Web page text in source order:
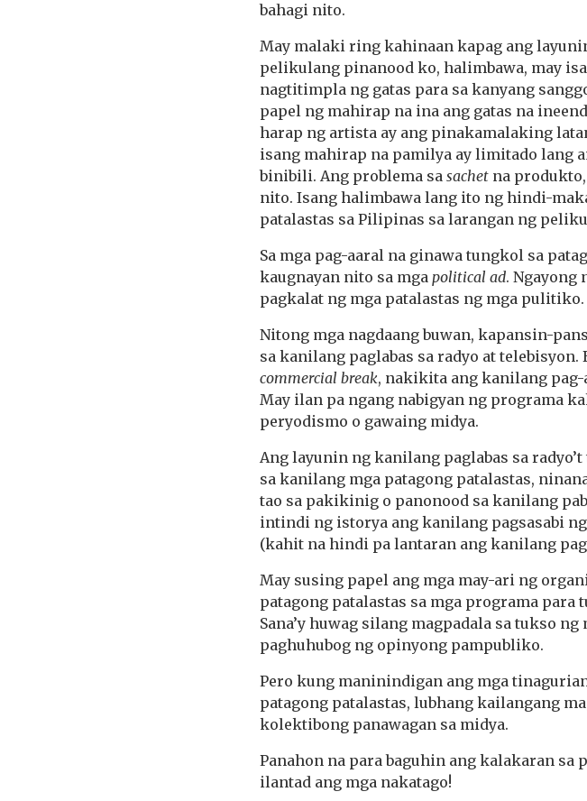
bahagi nito.
May malaki ring kahinaan kapag ang
pelikulang pinanood ko, halimbawa, may
nagtitimpla ng gatas para sa kanyang
papel ng mahirap na ina ang gatas na
harap ng artista ay ang pinakamalaking
isang mahirap na pamilya ay limitado lang
binibili. Ang problema sa sachet na
nito. Isang halimbawa lang ito ng hindi-
patalastas sa Pilipinas sa larangan ng
Sa mga pag-aaral na ginawa tungkol sa
kaugnayan nito sa mga political ad. Ngayong
pagkalat ng mga patalastas ng mga pulitiko.
Nitong mga nagdaang buwan, kapansin-
sa kanilang paglabas sa radyo at
commercial break, nakikita ang kanilang
May ilan pa ngang nabigyan ng programa
peryodismo o gawaing midya.
Ang layunin ng kanilang paglabas sa
sa kanilang mga patagong patalastas,
tao sa pakikinig o panonood sa kanilang
intindi ng istorya ang kanilang pagsasabi
(kahit na hindi pa lantaran ang kanilang
May susing papel ang mga may-ari ng
patagong patalastas sa mga programa para
Sana’y huwag silang magpadala sa tukso
paghuhubog ng opinyong pampubliko.
Pero kung maninindigan ang mga
patagong patalastas, lubhang kailangang
kolektibong panawagan sa midya.
Panahon na para baguhin ang kalakaran sa
ilantad ang mga nakatago!